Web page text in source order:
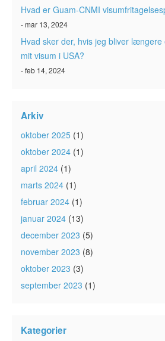
Hvad er Guam-CNMI
- mar 13, 2024
Hvad sker der, hvis jeg bliver længere
mit visum i USA?
- feb 14, 2024
Arkiv
oktober 2025 (1)
oktober 2024 (1)
april 2024 (1)
marts 2024 (1)
februar 2024 (1)
januar 2024 (13)
december 2023 (5)
november 2023 (8)
oktober 2023 (3)
september 2023 (1)
Kategorier